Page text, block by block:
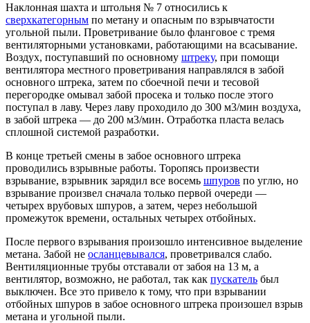
Наклонная шахта и штольня № 7 относились к
сверхкатегорным по метану и опасным по взрывчатости
угольной пыли. Проветривание было фланговое с тремя
вентиляторными установками, работающими на всасывание.
Воздух, поступавший по основному штреку, при помощи
вентилятора местного проветривания направлялся в забой
основного штрека, затем по сбоечной печи и тесовой
перегородке омывал забой просека и только после этого
поступал в лаву. Через лаву проходило до 300 м3/мин воздуха,
в забой штрека — до 200 м3/мин. Отработка пласта велась
сплошной системой разработки.
В конце третьей смены в забое основного штрека
проводились взрывные работы. Торопясь произвести
взрывание, взрывник зарядил все восемь шпуров по углю, но
взрывание произвел сначала только первой очереди —
четырех врубовых шпуров, а затем, через небольшой
промежуток времени, остальных четырех отбойных.
После первого взрывания произошло интенсивное выделение
метана. Забой не осланцевывался, проветривался слабо.
Вентиляционные трубы отставали от забоя на 13 м, а
вентилятор, возможно, не работал, так как пускатель был
выключен. Все это привело к тому, что при взрывании
отбойных шпуров в забое основного штрека произошел взрыв
метана и угольной пыли.